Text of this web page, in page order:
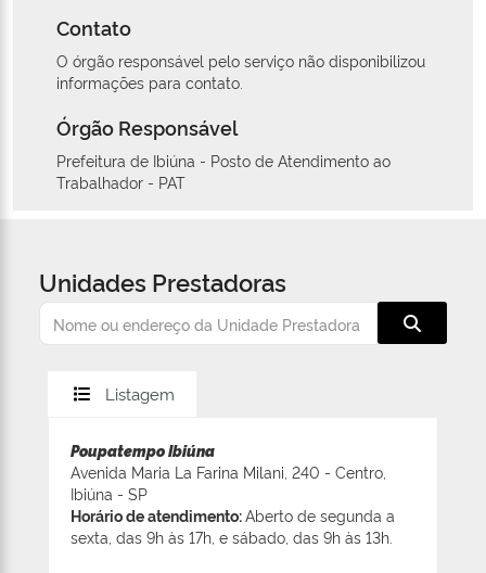
Contato
O órgão responsável pelo serviço não disponibilizou
informações para contato.
Órgão Responsável
Prefeitura de Ibiúna - Posto de Atendimento ao
Trabalhador - PAT
Unidades Prestadoras
Listagem
Poupatempo Ibiúna
Avenida Maria La Farina Milani, 240 - Centro,
Ibiúna - SP
Horário de atendimento:Aberto de segunda a
sexta, das 9h às 17h, e sábado, das 9h às 13h.